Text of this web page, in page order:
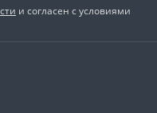
и согласен с условиями